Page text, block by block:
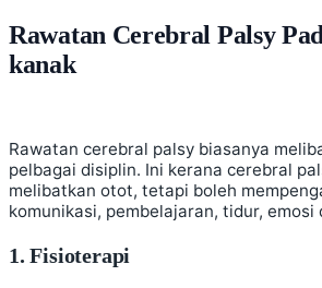
Rawatan Cerebral Palsy
kanak
Rawatan cerebral palsy biasanya
pelbagai disiplin. Ini kerana cerebral
melibatkan otot, tetapi boleh
komunikasi, pembelajaran, tidur,
1. Fisioterapi